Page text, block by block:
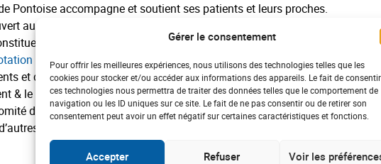
Gérer le consentement
Pour offrir les meilleures expériences, nous utilisons des technologies telles que les
cookies pour stocker et/ou accéder aux informations des appareils. Le fait de
ces technologies nous permettra de traiter des données telles que le comportement de
navigation ou les ID uniques sur ce site. Le fait de ne pas consentir ou de retirer son
consentement peut avoir un effet négatif sur certaines caractéristiques et fonctions.
Accepter Refuser Voir les
Pontoise accompagne et soutient ses patients et leurs proches.
au mécénat grâce à un fonds de dotation.
un levier au service du progrès en santé.
du Centre Hospitalier René-Dubos de Pontoiseœuvre autour de 3
et de leurs proches, le cofinancement d’équipements biomédicaux
& le développement de l’art et la culture à l’hôpital.
de pilotage scientifique de ce fonds fourmillent d’idées.
attendent de pouvoir être réalisés.